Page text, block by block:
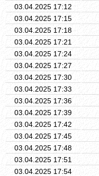
03.04.2025 17:12
03.04.2025 17:15
03.04.2025 17:18
03.04.2025 17:21
03.04.2025 17:24
03.04.2025 17:27
03.04.2025 17:30
03.04.2025 17:33
03.04.2025 17:36
03.04.2025 17:39
03.04.2025 17:42
03.04.2025 17:45
03.04.2025 17:48
03.04.2025 17:51
03.04.2025 17:54